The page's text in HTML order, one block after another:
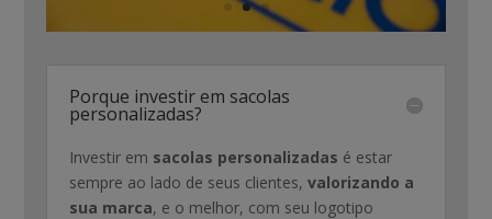
Porque investir em sacolas
personalizadas?
Investir em sacolas personalizadas é estar
sempre ao lado de seus clientes,valorizando a
sua marca, e o melhor, com seu logotipo